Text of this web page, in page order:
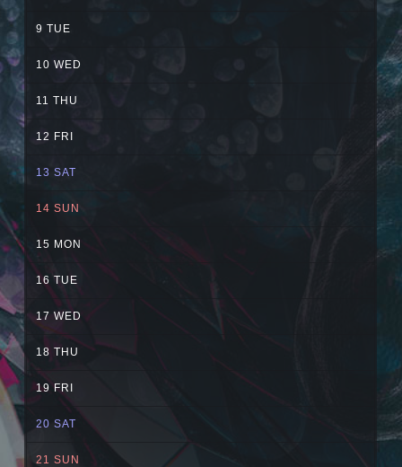
9TUE
10WED
11THU
12 FRI
13SAT
14SUN
15 MON
16TUE
17WED
18THU
19FRI
20SAT
21SUN